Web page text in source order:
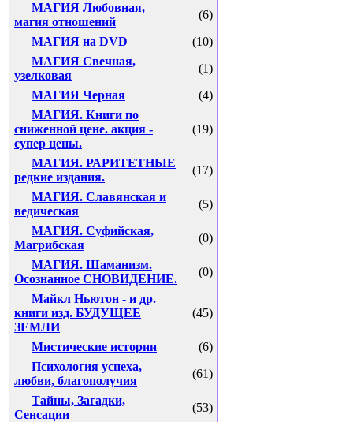
МАГИЯ Любовная,
магия отношений
(6)
МАГИЯ на DVD
(10)
МАГИЯ Свечная,
узелковая
(1)
МАГИЯ Черная
(4)
МАГИЯ. Книги по
сниженной цене. акция -
супер цены.
(19)
МАГИЯ. РАРИТЕТНЫЕ
редкие издания.
(17)
МАГИЯ. Славянская и
ведическая
(5)
МАГИЯ. Суфийская,
Магрибская
(0)
МАГИЯ. Шаманизм.
Осознанное СНОВИДЕНИЕ.
(0)
Майкл Ньютон - и др.
книги изд. БУДУЩЕЕ
ЗЕМЛИ
(45)
Мистические истории
(6)
Психология успеха,
любви, благополучия
(61)
Тайны, Загадки,
Сенсации
(53)